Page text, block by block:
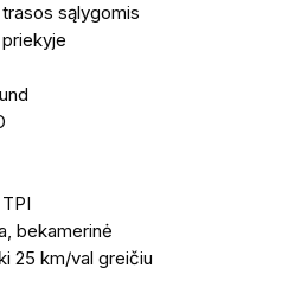
sąlygomis
bekamerinė
25 km/val greičiu